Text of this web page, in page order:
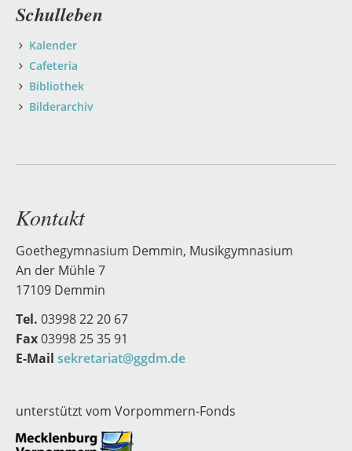
Schulleben
Kalender
Cafeteria
Bibliothek
Bilderarchiv
Kontakt
Goethegymnasium Demmin, Musikgymnasium
An der Mühle 7
17109 Demmin
Tel. 03998 22 20 67
Fax03998 25 35 91
E-Mail sekretariat@ggdm.de
unterstützt vom Vorpommern-Fonds